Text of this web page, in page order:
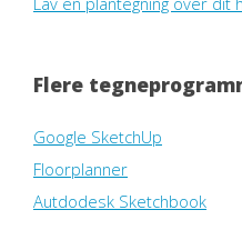
Flere
Google SketchUp
Floorplanner
Autdodesk Sketchbook